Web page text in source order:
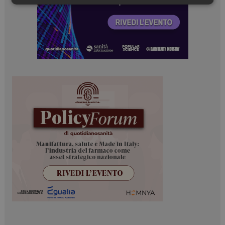
Necessari Marketing
I cookie necessari contribuiscono a rendere fruibile il
sito web abilitandone funzionalità di base quali la
navigazione sulle pagine e l'accesso alle aree
protette del sito. Il sito web non è in grado di
funzionare correttamente senza questi cookie.
NOME
FORNITORE / DOMINIO
_ga
Google LLC
.dailyhealthindustry.it